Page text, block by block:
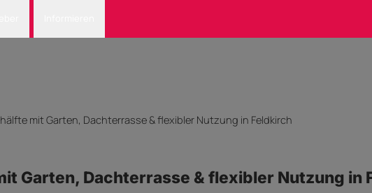
mit Garten, Dachterrasse & flexibler Nutzung in Feldkirch
Garten, Dachterrasse & flexibler Nutzung in